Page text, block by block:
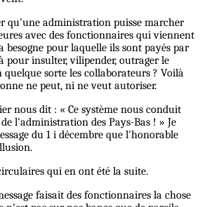
qu'une administration puisse marcher
avec des fonctionnaires qui viennent
besogne pour laquelle ils sont payés par
pour insulter, vilipender, outrager le
sorte les collaborateurs ? Voilà
ne peut, ni ne veut autoriser.
nous dit : « Ce système nous conduit
l'administration des Pays-Bas ! » Je
du 1 i décembre que l'honorable
qui en ont été la suite.
faisait des fonctionnaires la chose